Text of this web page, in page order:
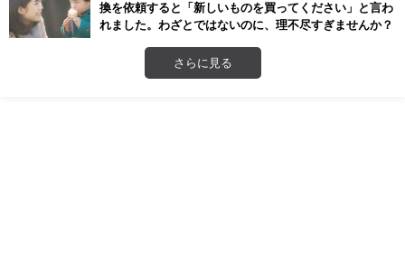
換を依頼すると「新しいものを買ってください」と言わ
れました。わざとではないのに、理不尽すぎませんか？
さらに見る